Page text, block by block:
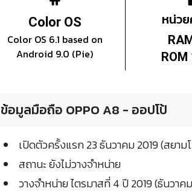
Color OS
Color OS 6.1 based on
Android 9.0 (Pie)
หน่ว
ROM
ข้อมูลมือถือ OPPO A8 - ออปโป้
เปิดตัวครั้งแรก 23 ธันวาคม 2019 (สยาม
สถานะ ยังไม่วางจำหน่าย
วางจำหน่าย ไตรมาสที่ 4 ปี 2019 (ธันวาค